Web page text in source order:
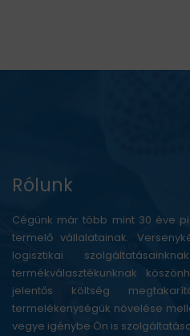
Rólunk
Cégünk már több mint 30 éve
termelő vállalatainak.
logisztikai
termékválasztékunknak
jelentős költség
termelékenységük növelése
vegye igénybe Ön is